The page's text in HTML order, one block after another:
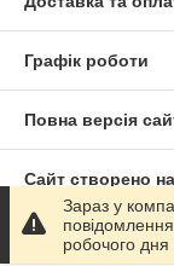
Графік роботи
Повна версія
Сайт створено
Політика
Зараз у
робочого дня